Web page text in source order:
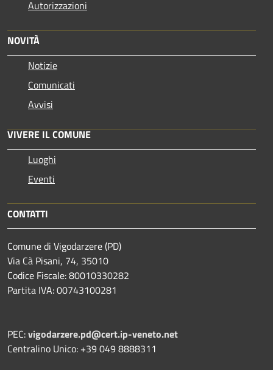
Autorizzazioni
NOVITÀ
Notizie
Comunicati
Avvisi
VIVERE IL COMUNE
Luoghi
Eventi
CONTATTI
Comune di Vigodarzere (PD)
Via Cà Pisani, 74, 35010
Codice Fiscale: 80010330282
Partita IVA: 00743100281
PEC:vigodarzere.pd@cert.ip-veneto.net
Centralino Unico: +39 049 8888311